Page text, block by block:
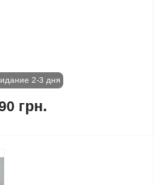
2-3 дня
грн.